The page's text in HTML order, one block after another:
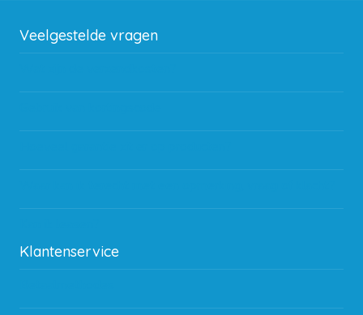
Veelgestelde vragen
Klantenservice